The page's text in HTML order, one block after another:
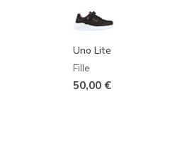
Uno Lite
Fille
50,00 €